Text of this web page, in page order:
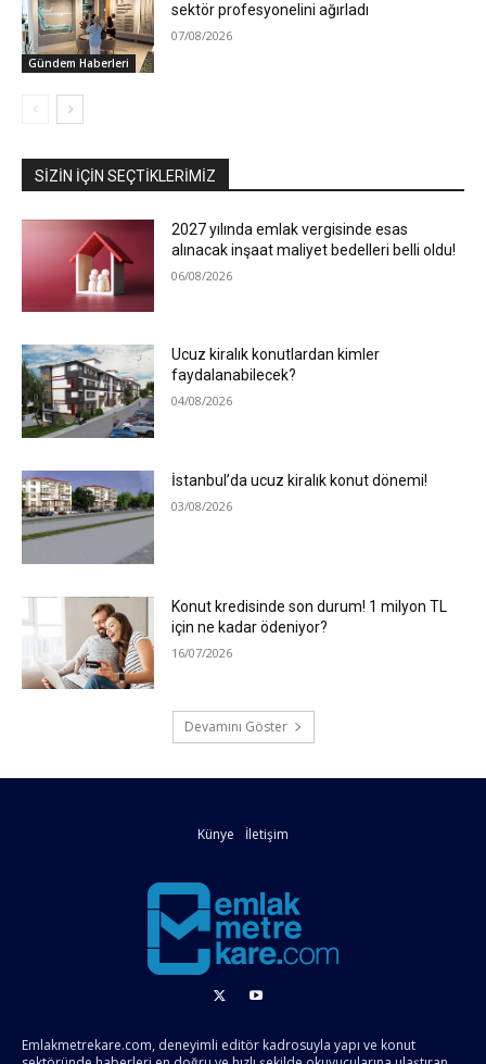
Gündem Haberleri
sektör profesyonelini ağırladı
07/08/2026
SIZIN İÇIN SEÇTIKLERIMIZ
2027 yılında emlak vergisinde esas
alınacak inşaat maliyet bedelleri belli oldu!
06/08/2026
Ucuz kiralık konutlardan kimler
faydalanabilecek?
04/08/2026
İstanbul’da ucuz kiralık konut dönemi!
03/08/2026
Konut kredisinde son durum! 1 milyon TL
için ne kadar ödeniyor?
16/07/2026
Devamını Göster
Künye İletişim
Emlakmetrekare.com, deneyimli editör kadrosuyla yapı ve konut